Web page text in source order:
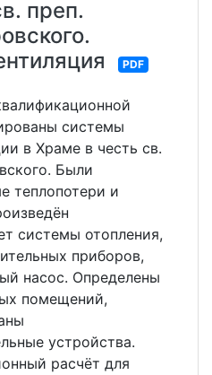
преп.
PDF
системы
в Храме в честь св.
Были
теплопотери и
системы отопления,
приборов,
насос. Определены
помещений,
устройства.
расчёт для